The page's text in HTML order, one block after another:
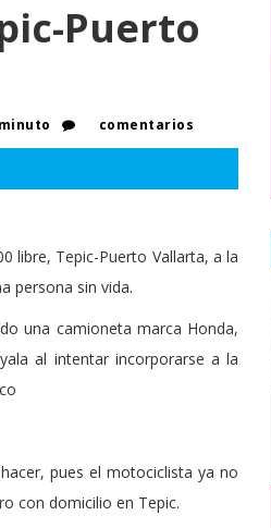
Puerto
comentarios
libre, Tepic-Puerto Vallarta, a la
persona sin vida.
una camioneta marca Honda,
al intentar incorporarse a la
pues el motociclista ya no
con domicilio en Tepic.